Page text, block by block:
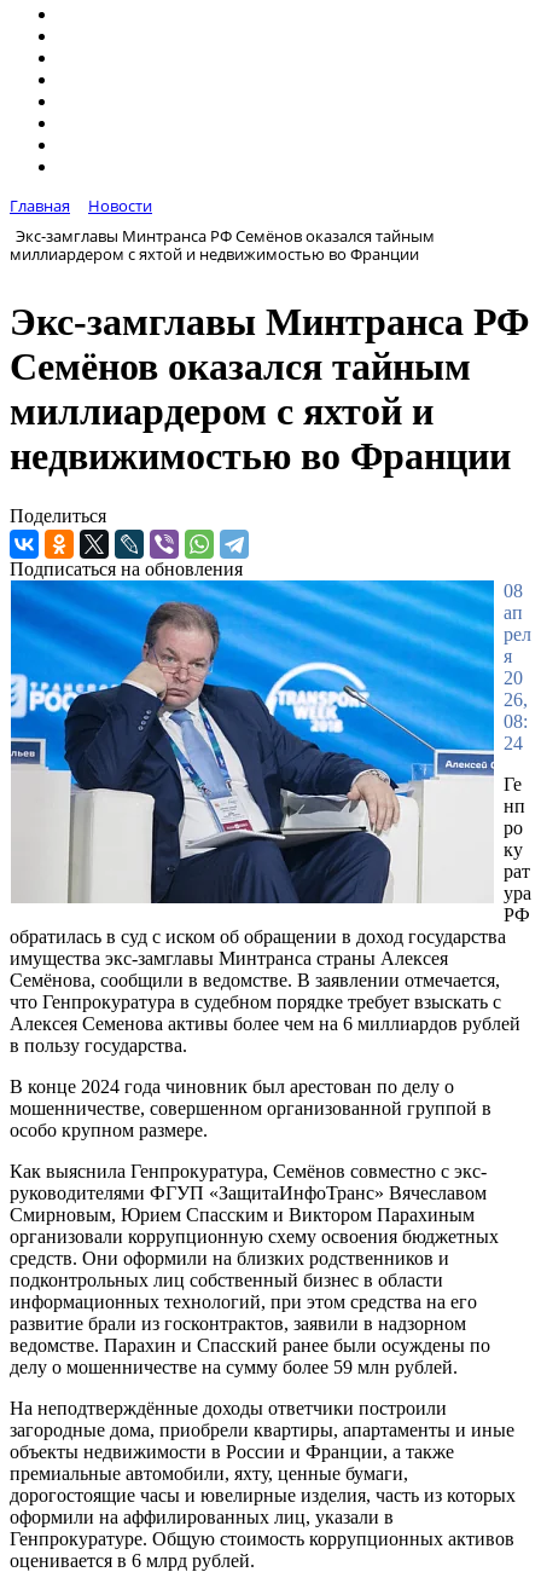
Главная
Новости
Экс-замглавы Минтранса РФ Семёнов оказался тайным
миллиардером с яхтой и недвижимостью во Франции
Экс-замглавы Минтранса РФ
Семёнов оказался тайным
миллиардером с яхтой и
недвижимостью во Франции
Поделиться
Подписаться на обновления
08
ап
рел
я
20
26,
08:
24
Ге
нп
ро
ку
рат
ура
РФ
обратилась в суд с иском об обращении в доход государства
имущества экс-замглавы Минтранса страны Алексея
Семёнова, сообщили в ведомстве. В заявлении отмечается,
что Генпрокуратура в судебном порядке требует взыскать с
Алексея Семенова активы более чем на 6 миллиардов рублей
в пользу государства.
В конце 2024 года чиновник был арестован по делу о
мошенничестве, совершенном организованной группой в
особо крупном размере.
Как выяснила Генпрокуратура, Семёнов совместно с экс-
руководителями ФГУП «ЗащитаИнфоТранс» Вячеславом
Смирновым, Юрием Спасским и Виктором Парахиным
организовали коррупционную схему освоения бюджетных
средств. Они оформили на близких родственников и
подконтрольных лиц собственный бизнес в области
информационных технологий, при этом средства на его
развитие брали из госконтрактов, заявили в надзорном
ведомстве. Парахин и Спасский ранее были осуждены по
делу о мошенничестве на сумму более 59 млн рублей.
На неподтверждённые доходы ответчики построили
загородные дома, приобрели квартиры, апартаменты и иные
объекты недвижимости в России и Франции, а также
премиальные автомобили, яхту, ценные бумаги,
дорогостоящие часы и ювелирные изделия, часть из которых
оформили на аффилированных лиц, указали в
Генпрокуратуре. Общую стоимость коррупционных активов
оценивается в 6 млрд рублей.